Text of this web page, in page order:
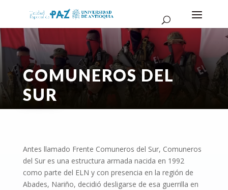
COMUNEROS DEL
SUR
Antes llamado Frente Comuneros del Sur, Comuneros
del Sur es una estructura armada nacida en 1992
como parte del ELN y con presencia en la región de
Abades, Nariño, decidió desligarse de esa guerrilla en